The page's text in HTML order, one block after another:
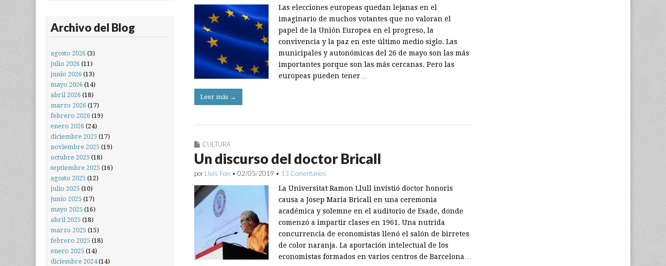
Las elecciones europeas quedan lejanas en el
imaginario de muchos votantes que no valoran el
papel de la Unión Europea en el progreso, la
convivencia y la paz en este último medio siglo. Las
municipales y autonómicas del 26 de mayo son las más
importantes porque son las más cercanas. Pero las
europeas pueden tener…
Leer más →
CULTURA
Un discurso del doctor Bricall
por Lluís Foix • 02/05/2019 • 13 Comentarios
La Universitat Ramon Llull invistió doctor honoris
causa a Josep Maria Bricall en una ceremonia
académica y solemne en el auditorio de Esade, donde
comenzó a impartir clases en 1961. Una nutrida
concurrencia de economistas llenó el salón de birretes
de color naranja. La aportación intelectual de los
economistas formados en varios centros de Barcelona…
Archivo del Blog
agosto 2026 (3)
julio 2026 (11)
junio 2026 (13)
mayo 2026 (14)
abril 2026 (18)
marzo 2026 (17)
febrero 2026 (19)
enero 2026 (24)
diciembre 2025 (17)
noviembre 2025 (19)
octubre 2025 (18)
septiembre 2025 (16)
agosto 2025 (12)
julio 2025 (10)
junio 2025 (17)
mayo 2025 (16)
abril 2025 (18)
marzo 2025 (15)
febrero 2025 (18)
enero 2025 (14)
diciembre 2024(14)